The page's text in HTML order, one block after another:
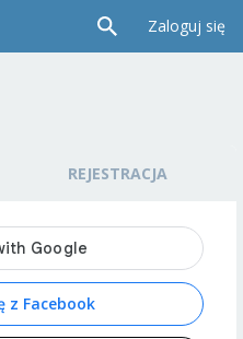
Zaloguj się
REJESTRACJA
z Facebook